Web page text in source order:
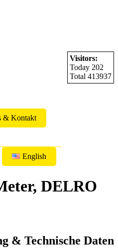
Visitors:
Today 202
Total 413937
& Kontakt
English
DELRO
& Technische Daten